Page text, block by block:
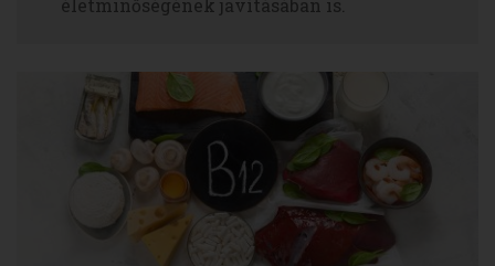
életminőségének javításában is.